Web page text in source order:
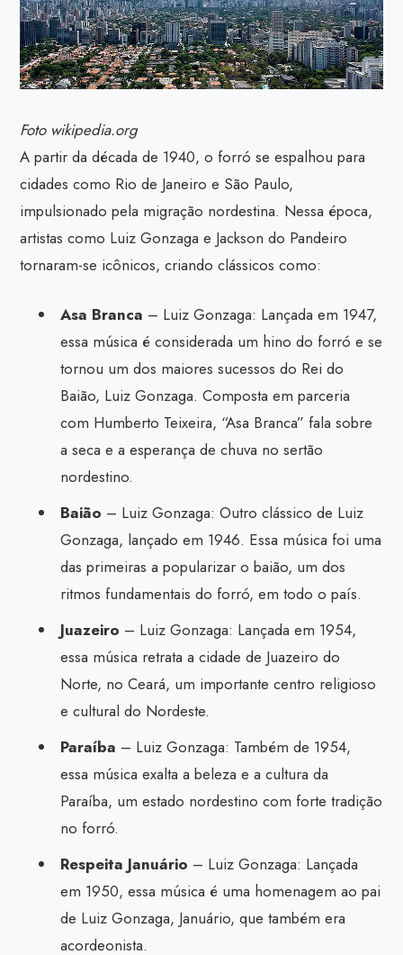
Foto wikipedia.org
A partir da década de 1940, o forró se espalhou para
cidades como Rio de Janeiro e São Paulo,
impulsionado pela migração nordestina. Nessa época,
artistas como Luiz Gonzaga e Jackson do Pandeiro
tornaram-se icônicos, criando clássicos como:
Asa Branca – Luiz Gonzaga: Lançada em 1947,
essa música é considerada um hino do forró e se
tornou um dos maiores sucessos do Rei do
Baião, Luiz Gonzaga. Composta em parceria
com Humberto Teixeira, “Asa Branca” fala sobre
a seca e a esperança de chuva no sertão
nordestino.
Baião – Luiz Gonzaga: Outro clássico de Luiz
Gonzaga, lançado em 1946. Essa música foi uma
das primeiras a popularizar o baião, um dos
ritmos fundamentais do forró, em todo o país.
Juazeiro – Luiz Gonzaga: Lançada em 1954,
essa música retrata a cidade de Juazeiro do
Norte, no Ceará, um importante centro religioso
e cultural do Nordeste.
Paraíba – Luiz Gonzaga: Também de 1954,
essa música exalta a beleza e a cultura da
Paraíba, um estado nordestino com forte tradição
no forró.
Respeita Januário – Luiz Gonzaga: Lançada
em 1950, essa música é uma homenagem ao pai
de Luiz Gonzaga, Januário, que também era
acordeonista.